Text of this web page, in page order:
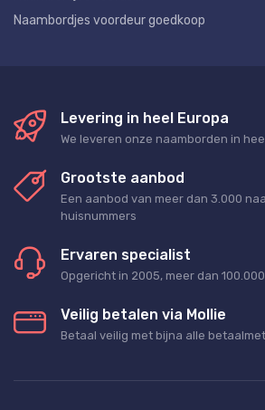
Naambordjes voordeur goedkoop
Levering in heel Europa
We leveren onze naamborden in
Grootste aanbod
Een aanbod van meer dan 3.000
huisnummers
Ervaren specialist
Opgericht in 2005, meer dan
Veilig betalen via Mollie
Betaal veilig met bijna alle